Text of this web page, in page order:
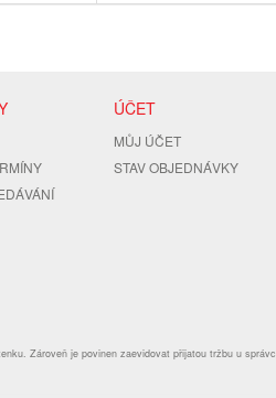
ÚČET
MŮJ ÚČET
STAV OBJEDNÁVKY
Zároveň je povinen zaevidovat přijatou tržbu u